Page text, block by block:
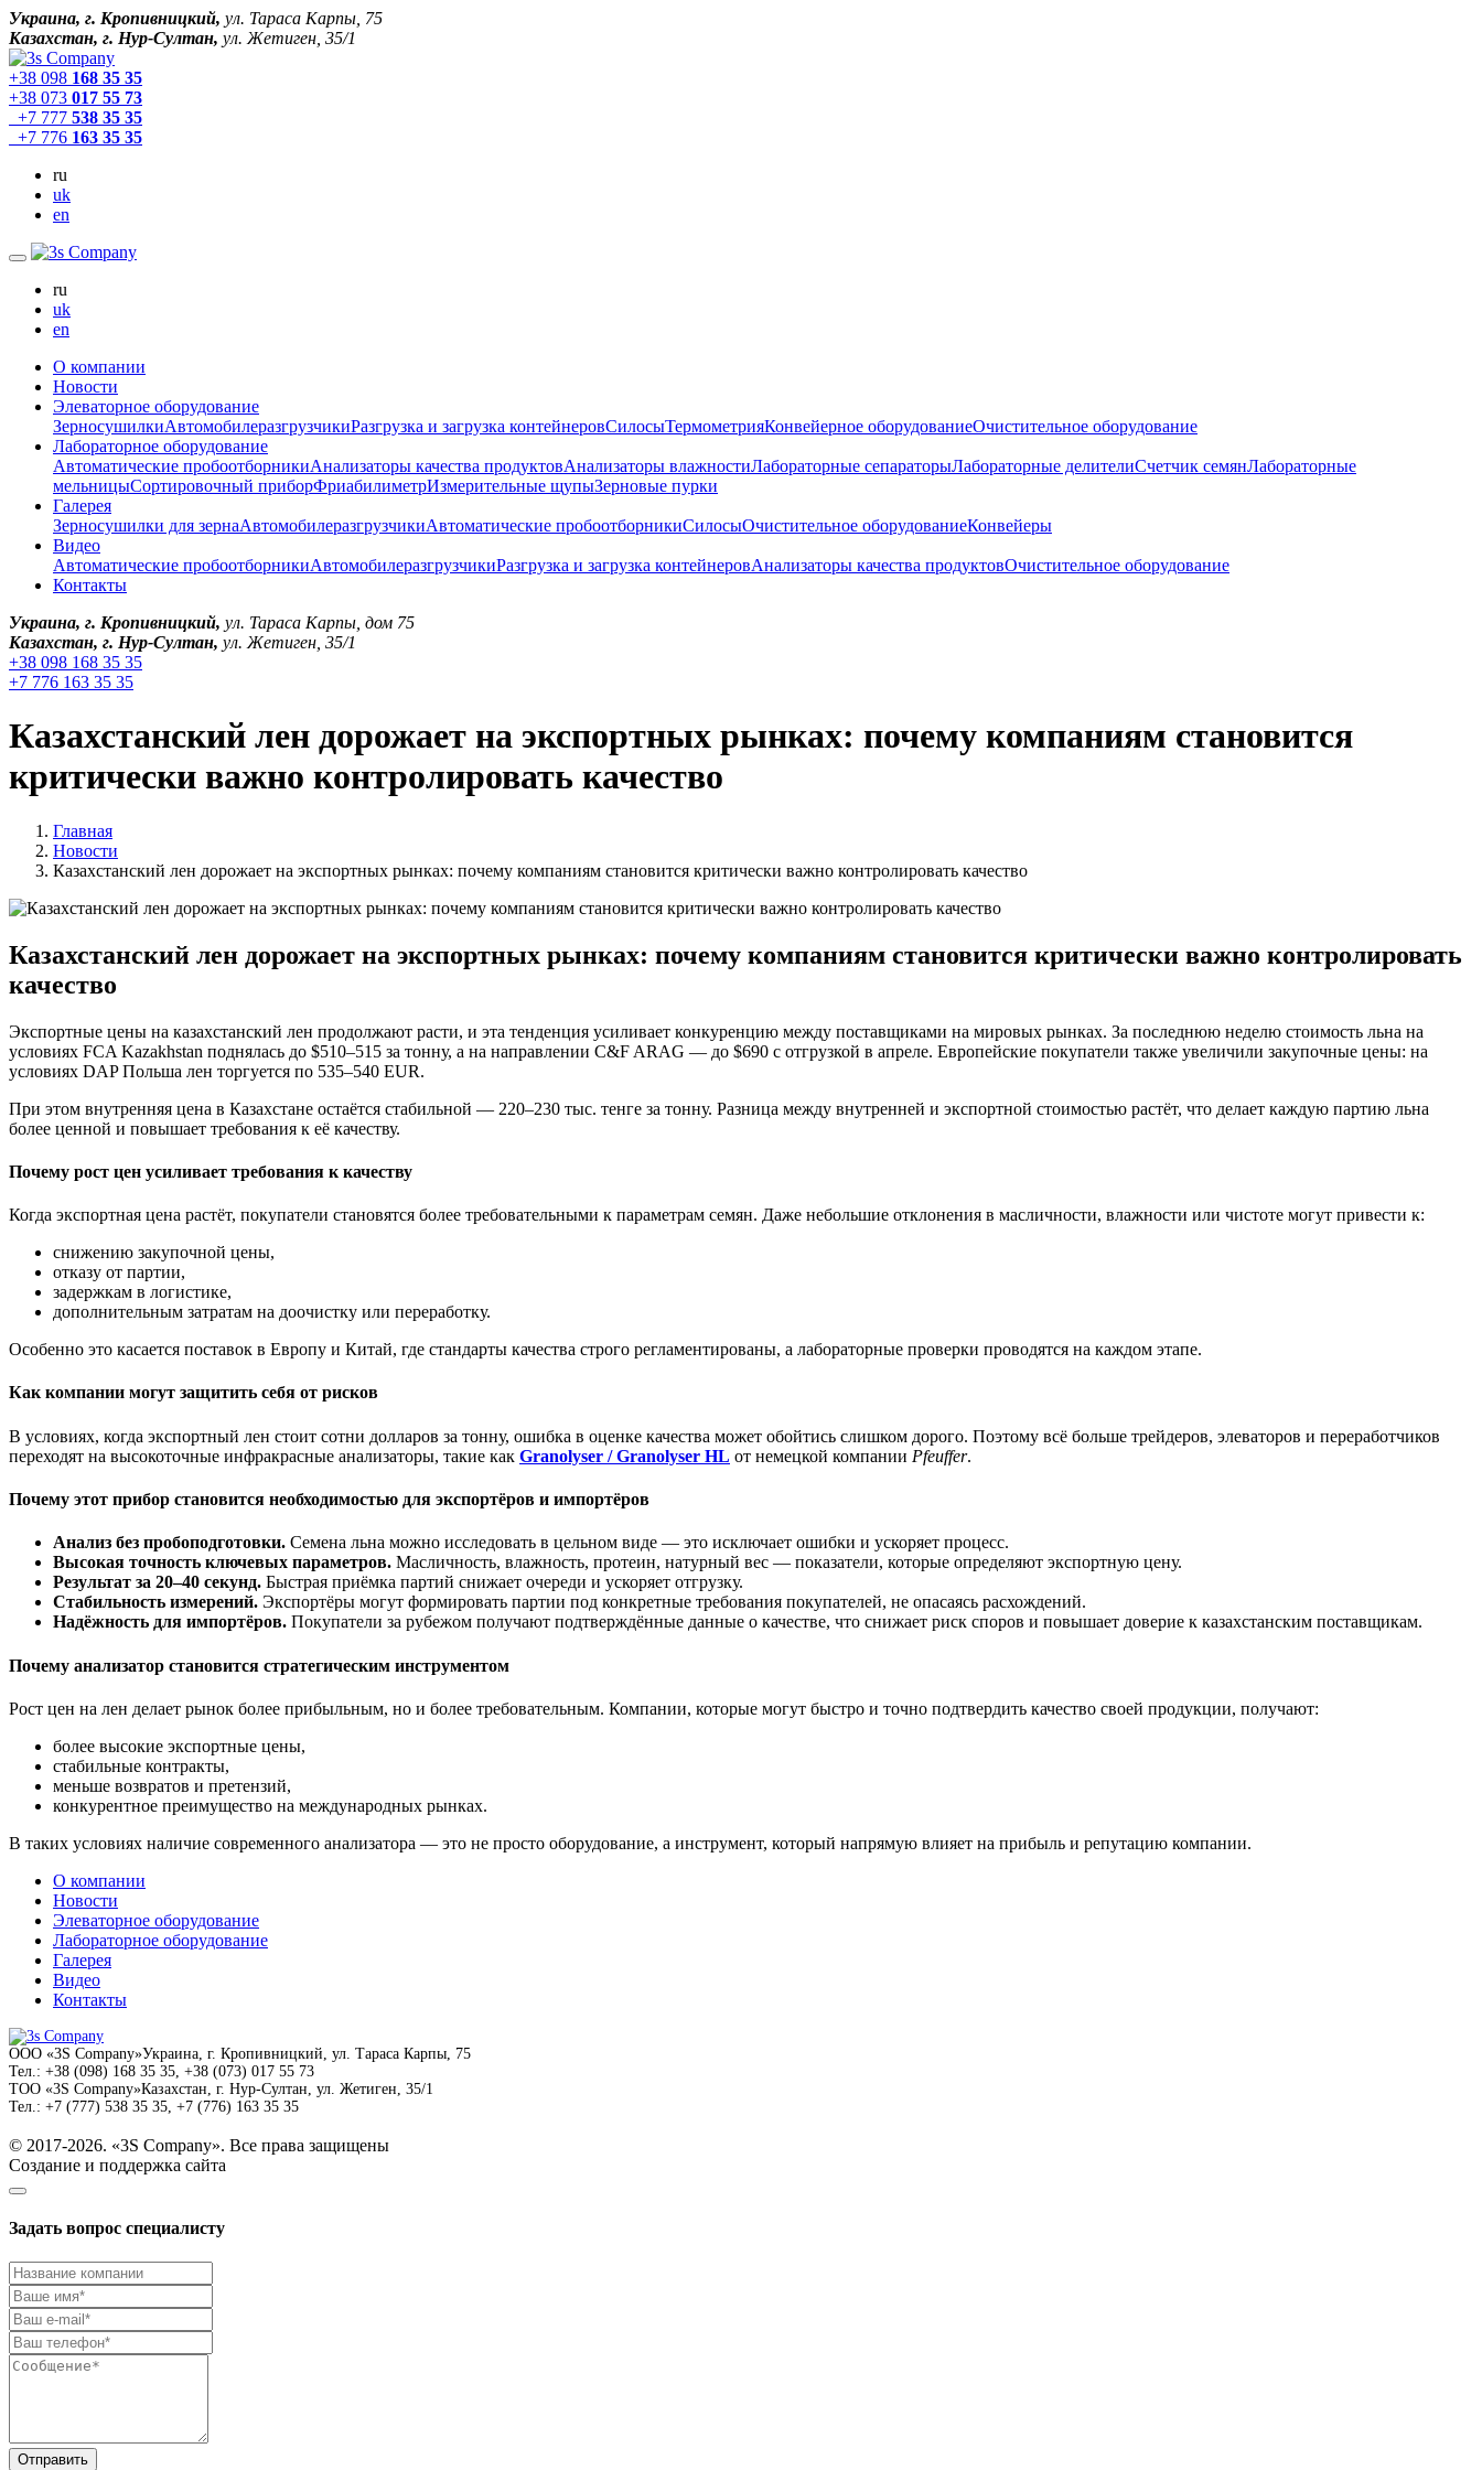
Украина, г. Кропивницкий, ул. Тараса Карпы, 75
Казахстан, г. Нур-Султан, ул. Жетиген, 35/1
+38 098 168 35 35
+38 073 017 55 73
+7 777 538 35 35
+7 776 163 35 35
ru
uk
en
ru
uk
en
О компании
Новости
Элеваторное оборудование
ЗерносушилкиАвтомобилеразгрузчикиРазгрузка и загрузка контейнеровСилосыТермометрияКонвейерное оборудованиеОчистительное оборудование
Лабораторное оборудование
Автоматические пробоотборникиАнализаторы качества продуктовАнализаторы влажностиЛабораторные сепараторыЛабораторные делителиСчетчик семянЛабораторные
мельницыСортировочный приборФриабилиметрИзмерительные щупыЗерновые пурки
Галерея
Зерносушилки для зернаАвтомобилеразгрузчикиАвтоматические пробоотборникиСилосыОчистительное оборудованиеКонвейеры
Видео
Автоматические пробоотборникиАвтомобилеразгрузчикиРазгрузка и загрузка контейнеровАнализаторы качества продуктовОчистительное оборудование
Контакты
Украина, г. Кропивницкий, ул. Тараса Карпы, дом 75
Казахстан, г. Нур-Султан, ул. Жетиген, 35/1
+38 098 168 35 35
+7 776 163 35 35
Казахстанский лен дорожает на экспортных рынках: почему компаниям становится
критически важно контролировать качество
Главная
Новости
Казахстанский лен дорожает на экспортных рынках: почему компаниям становится критически важно контролировать качество
Казахстанский лен дорожает на экспортных рынках: почему компаниям становится критически важно контролировать
качество
Экспортные цены на казахстанский лен продолжают расти, и эта тенденция усиливает конкуренцию между поставщиками на мировых рынках. За последнюю неделю стоимость льна на
условиях FCA Kazakhstan поднялась до $510–515 за тонну, а на направлении C&F ARAG — до $690 с отгрузкой в апреле. Европейские покупатели также увеличили закупочные цены: на
условиях DAP Польша лен торгуется по 535–540 EUR.
При этом внутренняя цена в Казахстане остаётся стабильной — 220–230 тыс. тенге за тонну. Разница между внутренней и экспортной стоимостью растёт, что делает каждую партию льна
более ценной и повышает требования к её качеству.
Почему рост цен усиливает требования к качеству
Когда экспортная цена растёт, покупатели становятся более требовательными к параметрам семян. Даже небольшие отклонения в масличности, влажности или чистоте могут привести к:
снижению закупочной цены,
отказу от партии,
задержкам в логистике,
дополнительным затратам на доочистку или переработку.
Особенно это касается поставок в Европу и Китай, где стандарты качества строго регламентированы, а лабораторные проверки проводятся на каждом этапе.
Как компании могут защитить себя от рисков
В условиях, когда экспортный лен стоит сотни долларов за тонну, ошибка в оценке качества может обойтись слишком дорого. Поэтому всё больше трейдеров, элеваторов и переработчиков
переходят на высокоточные инфракрасные анализаторы, такие как Granolyser / Granolyser HL от немецкой компании Pfeuffer.
Почему этот прибор становится необходимостью для экспортёров и импортёров
Анализ без пробоподготовки. Семена льна можно исследовать в цельном виде — это исключает ошибки и ускоряет процесс.
Высокая точность ключевых параметров. Масличность, влажность, протеин, натурный вес — показатели, которые определяют экспортную цену.
Результат за 20–40 секунд. Быстрая приёмка партий снижает очереди и ускоряет отгрузку.
Стабильность измерений. Экспортёры могут формировать партии под конкретные требования покупателей, не опасаясь расхождений.
Надёжность для импортёров. Покупатели за рубежом получают подтверждённые данные о качестве, что снижает риск споров и повышает доверие к казахстанским поставщикам.
Почему анализатор становится стратегическим инструментом
Рост цен на лен делает рынок более прибыльным, но и более требовательным. Компании, которые могут быстро и точно подтвердить качество своей продукции, получают:
более высокие экспортные цены,
стабильные контракты,
меньше возвратов и претензий,
конкурентное преимущество на международных рынках.
В таких условиях наличие современного анализатора — это не просто оборудование, а инструмент, который напрямую влияет на прибыль и репутацию компании.
О компании
Новости
Элеваторное оборудование
Лабораторное оборудование
Галерея
Видео
Контакты
ООО «3S Company»Украина, г. Кропивницкий, ул. Тараса Карпы, 75
Тел.: +38 (098) 168 35 35, +38 (073) 017 55 73
ТОО «3S Company»Казахстан, г. Нур-Султан, ул. Жетиген, 35/1
Тел.: +7 (777) 538 35 35, +7 (776) 163 35 35
© 2017-2026. «3S Company». Все права защищены
Создание и поддержка сайта
Задать вопрос специалисту
Отправить